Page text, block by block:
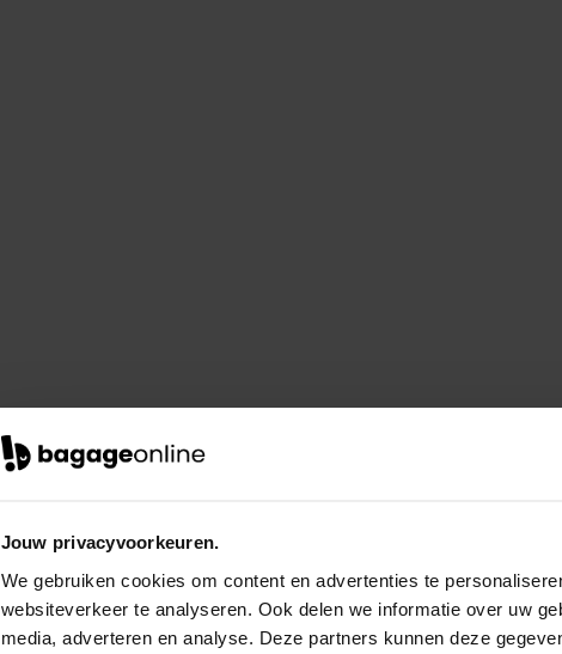
Jouw privacyvoorkeuren.
We gebruiken cookies om content en advertenties te
websiteverkeer te analyseren. Ook delen we informatie over uw
media, adverteren en analyse. Deze partners kunnen deze